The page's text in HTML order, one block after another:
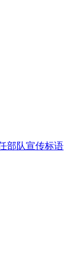
部队宣传标语